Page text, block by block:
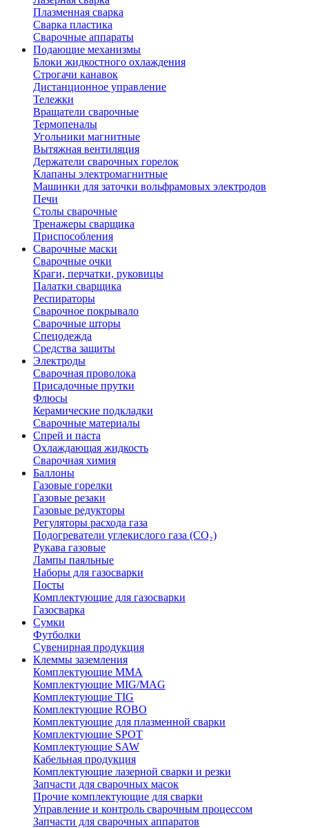
Плазменная сварка
Сварка пластика
Сварочные аппараты
Подающие механизмы
Блоки жидкостного охлаждения
Строгачи канавок
Дистанционное управление
Тележки
Вращатели сварочные
Термопеналы
Угольники магнитные
Вытяжная вентиляция
Держатели сварочных горелок
Клапаны электромагнитные
Машинки для заточки вольфрамовых электродов
Печи
Столы сварочные
Тренажеры сварщика
Приспособления
Сварочные маски
Сварочные очки
Краги, перчатки, руковицы
Палатки сварщика
Респираторы
Сварочное покрывало
Сварочные шторы
Спецодежда
Средства защиты
Электроды
Сварочная проволока
Присадочные прутки
Флюсы
Керамические подкладки
Сварочные материалы
Спрей и паста
Охлаждающая жидкость
Сварочная химия
Баллоны
Газовые горелки
Газовые резаки
Газовые редукторы
Регуляторы расхода газа
Подогреватели углекислого газа (CO₂)
Рукава газовые
Лампы паяльные
Наборы для газосварки
Посты
Комплектующие для газосварки
Газосварка
Сумки
Футболки
Сувенирная продукция
Клеммы заземления
Комплектующие ММА
Комплектующие MIG/MAG
Комплектующие TIG
Комплектующие ROBO
Комплектующие для плазменной сварки
Комплектующие SPOT
Комплектующие SAW
Кабельная продукция
Комплектующие лазерной сварки и резки
Запчасти для сварочных масок
Прочие комплектующие для сварки
Управление и контроль сварочным процессом
Запчасти для сварочных аппаратов